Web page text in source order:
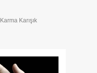
Karma Karışık